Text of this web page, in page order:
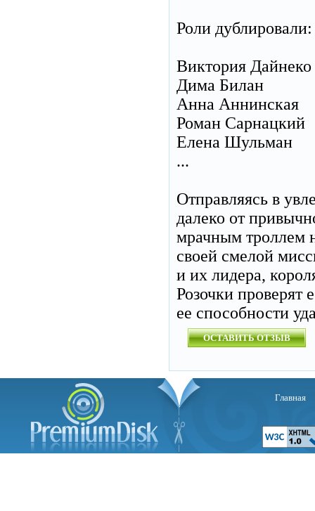
Роли дублировали:
Виктория Дайнеко
Дима Билан
Анна Аннинская
Роман Сарнацкий
Елена Шульман
...
Отправляясь в
далеко от
мрачным троллем
своей смелой
и их лидера,
Розочки проверят
ее способности
ОСТАВИТЬ ОТЗЫВ
Главная